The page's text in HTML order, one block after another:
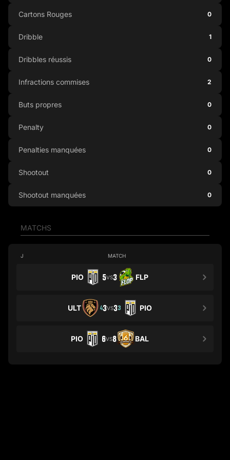
MATCHS
J MATCH
PIO 5VS3 FLP
ULT 43VS33 PIO
PIO 6VS8 BAL
Cartons Rouges 0
Dribble 1
Dribbles réussis 0
Infractions commises 2
Buts propres 0
Penalty 0
Penalties manquées 0
Shootout 0
Shootout manquées 0